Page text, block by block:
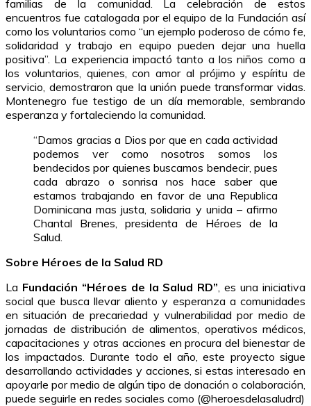
familias de la comunidad. La celebración de estos
encuentros fue catalogada por el equipo de la Fundación así
como los voluntarios como “un ejemplo poderoso de cómo fe,
solidaridad y trabajo en equipo pueden dejar una huella
positiva”. La experiencia impactó tanto a los niños como a
los voluntarios, quienes, con amor al prójimo y espíritu de
servicio, demostraron que la unión puede transformar vidas.
Montenegro fue testigo de un día memorable, sembrando
esperanza y fortaleciendo la comunidad.
“Damos gracias a Dios por que en cada actividad
podemos ver como nosotros somos los
bendecidos por quienes buscamos bendecir, pues
cada abrazo o sonrisa nos hace saber que
estamos trabajando en favor de una Republica
Dominicana mas justa, solidaria y unida – afirmo
Chantal Brenes, presidenta de Héroes de la
Salud.
Sobre Héroes de la Salud RD
La Fundación “Héroes de la Salud RD” , es una iniciativa
social que busca llevar aliento y esperanza a comunidades
en situación de precariedad y vulnerabilidad por medio de
jornadas de distribución de alimentos, operativos médicos,
capacitaciones y otras acciones en procura del bienestar de
los impactados. Durante todo el año, este proyecto sigue
desarrollando actividades y acciones, si estas interesado en
apoyarle por medio de algún tipo de donación o colaboración,
puede seguirle en redes sociales como (@heroesdelasaludrd)